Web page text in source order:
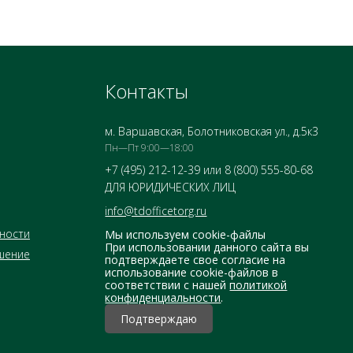
Контакты
м. Варшавская, Болотниковская ул., д.5к3
Пн—Пт 9:00—18:00
+7 (495) 212-12-39 или 8 (800) 555-80-68
ДЛЯ ЮРИДИЧЕСКИХ ЛИЦ
info@tdofficetorg.ru
Мы используем cookie-файлы
При использовании данного сайта вы
подтверждаете свое согласие на
использование cookie-файлов в
соответствии с нашейполитикой
конфиденциальности.
Подтверждаю